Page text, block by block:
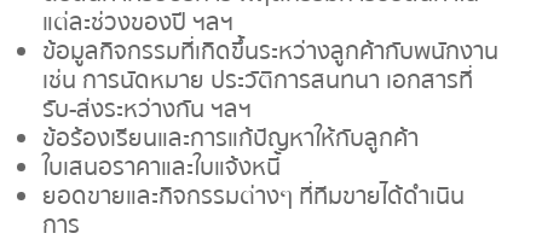
แต่ละช่วงของปี ฯลฯ
ข้อมูลกิจกรรมที่เกิดขึ้นระหว่างลูกค้ากับพนักงาน
เช่น การนัดหมาย ประวัติการสนทนา เอกสารที่
รับ-ส่งระหว่างกัน ฯลฯ
ข้อร้องเรียนและการแก้ปัญหาให้กับลูกค้า
ใบเสนอราคาและใบแจ้งหนี้
ยอดขายและกิจกรรมต่างๆ ที่ทีมขายได้ดำเนิน
การ